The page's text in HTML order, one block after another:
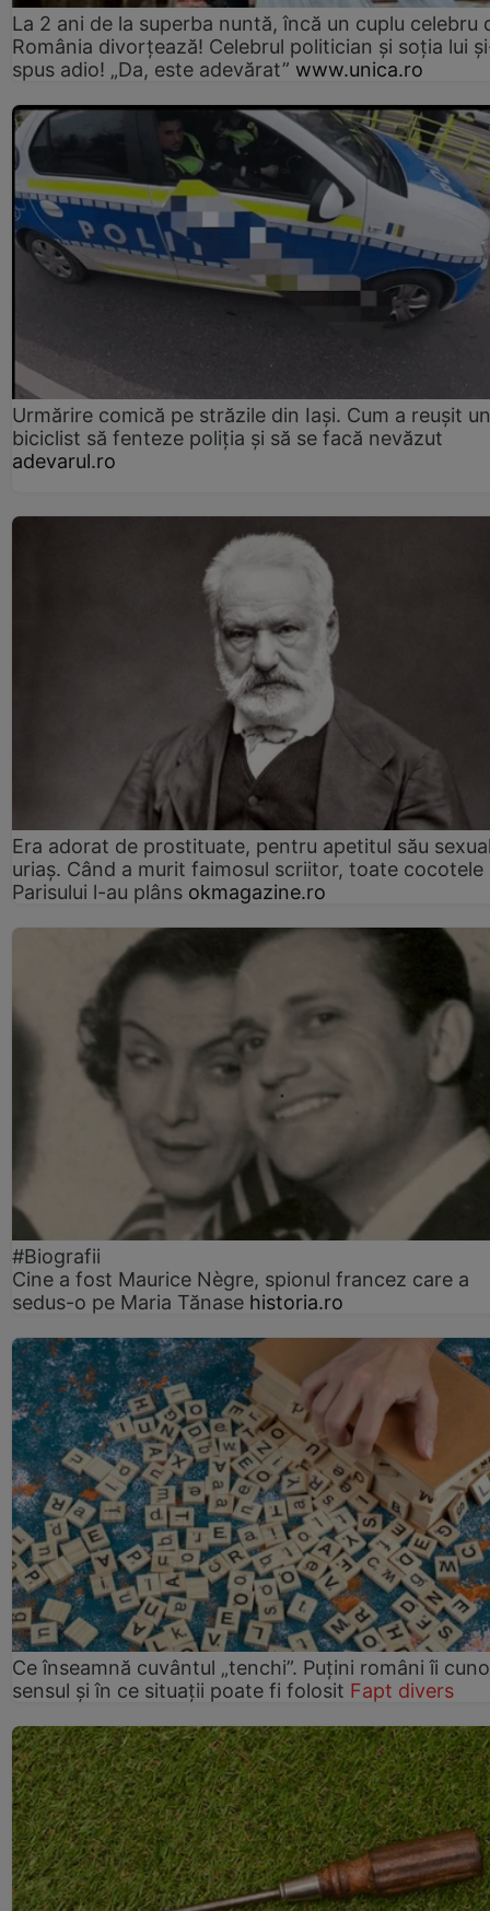
La 2 ani de la superba nuntă, încă un cuplu celebru
România divorțează! Celebrul politician și soția lui
spus adio! „Da, este adevărat” www.unica.ro
Urmărire comică pe străzile din Iași. Cum a reușit un
biciclist să fenteze poliția și să se facă nevăzut
adevarul.ro
Era adorat de prostituate, pentru apetitul său
uriaș. Când a murit faimosul scriitor, toate cocotele
Parisului l-au plâns okmagazine.ro
#Biografii
Cine a fost Maurice Nègre, spionul francez care a
sedus-o pe Maria Tănase historia.ro
Ce înseamnă cuvântul „tenchi”. Puțini români îi
sensul și în ce situații poate fi folosit Fapt divers